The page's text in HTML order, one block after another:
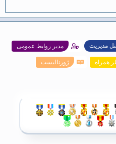
مدیریت مدیر روابط عمومی
همراه ژورنالیست